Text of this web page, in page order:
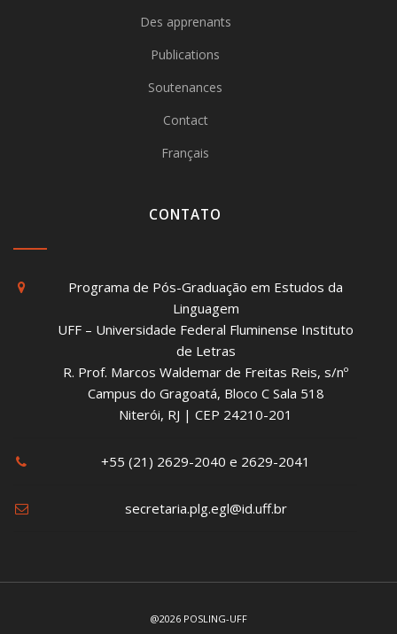
Des apprenants
Publications
Soutenances
Contact
Français
CONTATO
Programa de Pós-Graduação em Estudos da
Linguagem
UFF – Universidade Federal Fluminense Instituto
de Letras
R. Prof. Marcos Waldemar de Freitas Reis, s/nº
Campus do Gragoatá, Bloco C Sala 518
Niterói, RJ | CEP 24210-201
+55 (21) 2629-2040 e 2629-2041
secretaria.plg.egl@id.uff.br
@2026 POSLING-UFF